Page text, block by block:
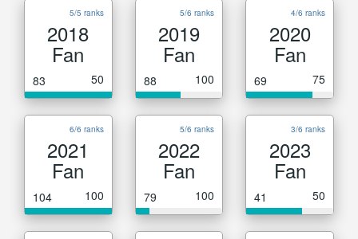
5/5 ranks
2018
Fan
83 50
5/6 ranks
2019
Fan
88 100
4/6 ranks
2020
Fan
69 75
6/6 ranks
2021
Fan
104 100
5/6 ranks
2022
Fan
79 100
3/6 ranks
2023
Fan
41 50